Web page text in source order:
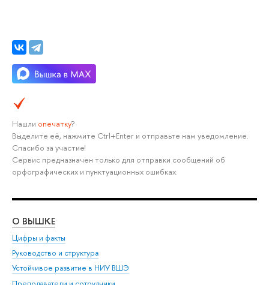
Нашли опечатку?
Выделите её, нажмите Ctrl+Enter и отправьте нам уведомление.
Спасибо за участие!
Сервис предназначен только для отправки сообщений об
орфографических и пунктуационных ошибках.
О ВЫШКЕ
Цифры и факты
Руководство и структура
Устойчивое развитие в НИУ ВШЭ